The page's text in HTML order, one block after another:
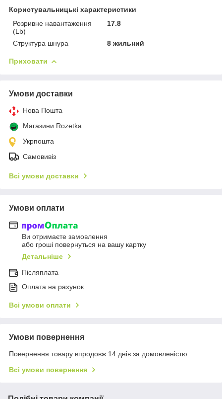
Користувальницькі характеристики
Розривне навантаження
(Lb)
17.8
Структура шнура 8 жильний
Приховати
Умови доставки
Нова Пошта
Магазини Rozetka
Укрпошта
Самовивіз
Всі умови доставки
Умови оплати
Ви отримаєте замовлення
або гроші повернуться на вашу картку
Детальніше
Післяплата
Оплата на рахунок
Всі умови оплати
Умови повернення
Повернення товару впродовж 14 днів за домовленістю
Всі умови повернення